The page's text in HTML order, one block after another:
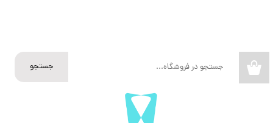
جستجو
تغییر گذر واژه
سفارشات